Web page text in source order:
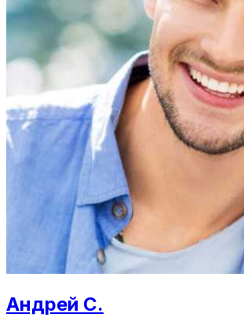
Андрей С.